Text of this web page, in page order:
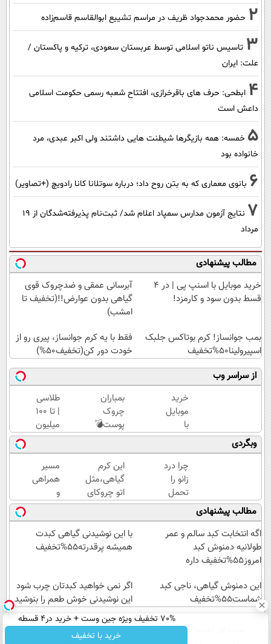
2 حضور محمدجواد ظریف در مراسم تشییع ابوالقاسم قاسم‌زاده
3 تاسیس ناتو اسلامی توسط عربستان سعودی، ترکیه و پاکستان /
علت: ایران
4 ابطحی: حرف های باقرخرازی، افتتاح شعبه رسمی حکومت اسلامی
داعش است
5 خمسه: همه بازیگرها شیطنت هایی داشتند ولی اکبر عبدی، مرد
خانواده بود
6 بانوی معماری که به بتن روح داد؛ درباره سوتلانا کانا رادویچ (+تصاویر)
7
نتایج آزمون مدارس سمپاد اعلام شد/ ثبت‌نام پذیرفته‌شدگان از ۱۹
مرداد
مطالب پیشنهادی
خرید موبایل با اسنپ پی | در ۴
قسط بدون سود و کارمزد!
آبرسانی عمقی و ضدچروک قوی
گیاهی بدون عوارض!!(تخفیف تا
امشب)
بمب جوانساز! کرم بوتاکس جلبک
اسپیرولینا50%تخفیف
فقط با یه کرم جوانساز، پیری رو از
خودت دور کن(تخفیف50%)
از سراسر وب
خرید
موبایل
با
اسنپ
پی | در
۴
قسط
بدون
سود و
کارمزد!
بمباران
چروک
پوست💣
با
جوانساز
جلبک
(تخفیف
تاامشب)
طلاسی
| تا 100
میلیون
وام
آنی
خرید
طلا💰
ثبت
نام
کن!
وبگردی
چرا درد
زانو را
تحمل
می‌کنی؟
خیلی
ساده
درمانش
این کرم
گیاهی،مثل
اتو چروکای
پوستتوصاف
میکنه!50%تخفیف
مسیر
همراهی
و
گزارش
عملکرد
گروه
اسنپ
مطالب پیشنهادی
اگه انتخابت کبد سالم و عمر
طولانیه دمنوش کبد
امروز55%تخفیف داره
با این نوشیدنی گیاهی کبدت
همیشه پرقدرته55%تخفیف
این دمنوش گیاهی، ناجی کبد
شماست55%تخفیف
اگر نمی خواهید کبدتان چرب شود
این نوشیدنی خوش طعم را بنوشید
70% تخفیف ویژه جین وست + خرید در4 قسطه
خرید با تخفیف
عصر ایران۲ درباره عصرایران تماس با ما